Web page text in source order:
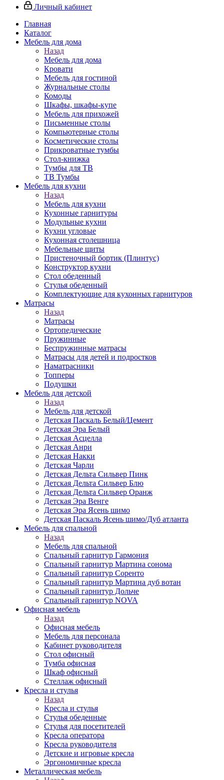
Личный кабинет
Главная
Каталог
Мебель для дома
Назад
Мебель для дома
Кровати
Мебель для гостиной
Журнальные столы
Комоды
Шкафы, шкафы-купе
Мебель для прихожей
Письменные столы
Компьютерные столы
Косметические столы
Прикроватные тумбы
Стол-книжка
Тумбы для ТВ
ТВ Тумбы
Мебель для кухни
Назад
Мебель для кухни
Кухонные гарнитуры
Модульные кухни
Кухни угловые
Кухонная столешница
Мебельные щиты
Пристеночный бортик (Плинтус)
Конструктор кухни
Стол обеденный
Стулья обеденный
Комплектующие для кухонных гарнитуров
Матраcы
Назад
Матраcы
Ортопедические
Пружинные
Беспружинные матрасы
Матрасы для детей и подростков
Наматрасники
Топперы
Подушки
Мебель для детской
Назад
Мебель для детской
Детская Паскаль Белый/Цемент
Детская Эра Белый
Детская Асцелла
Детская Анри
Детская Накки
Детская Чарли
Детская Дельта Сильвер Пинк
Детская Дельта Сильвер Блю
Детская Дельта Сильвер Оранж
Детская Эра Венге
Детская Эра Ясень шимо
Детская Паскаль Ясень шимо/Дуб атланта
Мебель для спальной
Назад
Мебель для спальной
Спальный гарнитур Гармония
Спальный гарнитур Мартина сонома
Спальный гарнитур Соренто
Спальный гарнитур Мартина дуб вотан
Спальный гарнитур Дольче
Спальный гарнитур NOVA
Офисная мебель
Назад
Офисная мебель
Мебель для персонала
Кабинет руководителя
Стол офисный
Тумба офисная
Шкаф офисный
Стеллаж офисный
Кресла и стулья
Назад
Кресла и стулья
Стулья обеденные
Стулья для посетителей
Кресла оператора
Кресла руководителя
Детские и игровые кресла
Эргономичные кресла
Металлическая мебель